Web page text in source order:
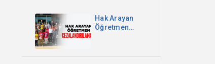
Hak Arayan
Öğretmen